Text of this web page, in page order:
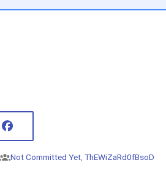
Not Committed Yet, ThEWiZaRd0fBsoD